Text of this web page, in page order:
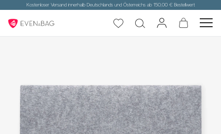
Kostenloser Versand innerhalb Deutschlands und Österreichs ab 150,00 € Bestellwert